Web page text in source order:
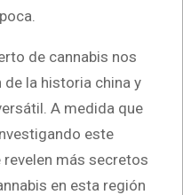
de cannabis nos
la historia china y
A medida que
este
revelen más secretos
en esta región